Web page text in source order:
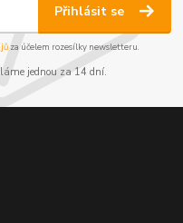
Přihlásit se
za účelem rozesílky newsletteru.
jednou za 14 dní.